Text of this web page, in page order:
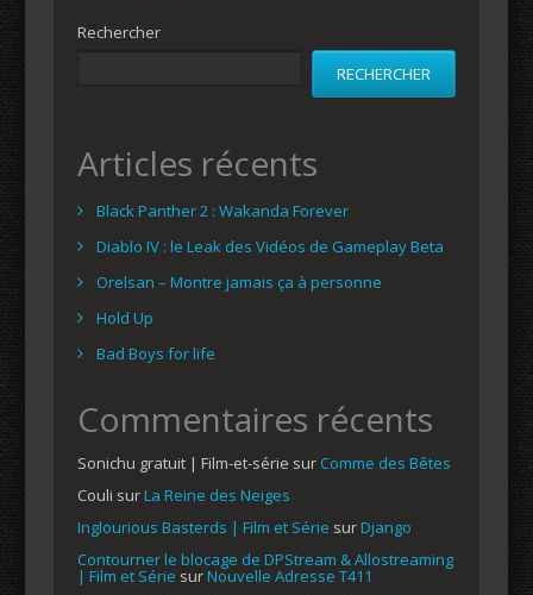
Rechercher
RECHERCHER
Articles récents
Black Panther 2 : Wakanda Forever
Diablo IV : le Leak des Vidéos de Gameplay Beta
Orelsan – Montre jamais ça à personne
Hold Up
Bad Boys for life
Commentaires récents
Sonichu gratuit | Film-et-série sur Comme des Bêtes
Couli surLa Reine des Neiges
Inglourious Basterds | Film et Série surDjango
Contourner le blocage de DPStream & Allostreaming
| Film et Série surNouvelle Adresse T411